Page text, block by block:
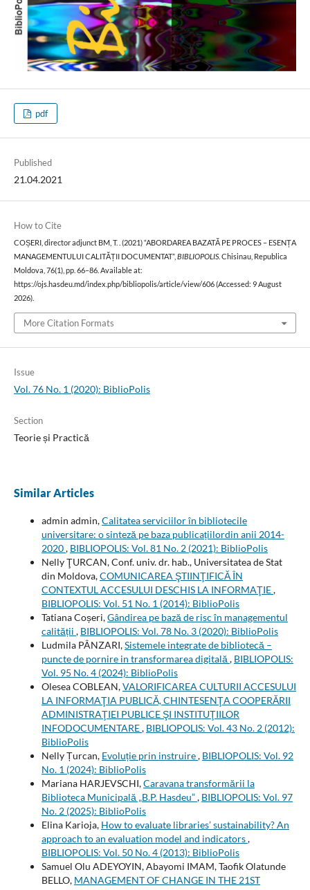
pdf
Published
21.04.2021
How to Cite
COȘERI, director adjunct BM, T. . (2021) “ABORDAREA BAZATĂ PE PROCES – ESENȚA
MANAGEMENTULUI CALITĂȚII DOCUMENTAT”, BIBLIOPOLIS. Chisinau, Republica
Moldova, 76(1), pp. 66–86. Available at:
https://ojs.hasdeu.md/index.php/bibliopolis/article/view/606 (Accessed: 9 August
2026).
More Citation Formats
Issue
Vol. 76 No. 1 (2020): BiblioPolis
Section
Teorie și Practică
Similar Articles
admin admin,Calitatea serviciilor în bibliotecile
universitare: o sinteză pe baza publicațiilordin anii 2014-
2020, BIBLIOPOLIS: Vol. 81 No. 2 (2021): BiblioPolis
Nelly ŢURCAN, Conf. univ. dr. hab., Universitatea de Stat
din Moldova,COMUNICAREA ŞTIINŢIFICĂ ÎN
CONTEXTUL ACCESULUI DESCHIS LA INFORMAŢIE,
BIBLIOPOLIS: Vol. 51 No. 1 (2014): BiblioPolis
Tatiana Coșeri,Gândirea pe bază de risc în managementul
calității , BIBLIOPOLIS: Vol. 78 No. 3 (2020): BiblioPolis
Ludmila PÂNZARI,Sistemele integrate de bibliotecă –
puncte de pornire in transformarea digitală , BIBLIOPOLIS:
Vol. 95 No. 4 (2024): BiblioPolis
Olesea COBLEAN,VALORIFICAREA CULTURII ACCESULUI
LA INFORMAŢIA PUBLICĂ, CHINTESENŢA COOPERĂRII
ADMINISTRAŢIEI PUBLICE ŞI INSTITUŢIILOR
INFODOCUMENTARE, BIBLIOPOLIS: Vol. 43 No. 2 (2012):
BiblioPolis
Nelly Țurcan, Evoluție prin instruire, BIBLIOPOLIS: Vol. 92
No. 1 (2024): BiblioPolis
Mariana HARJEVSCHI,Caravana transformării la
Biblioteca Municipală „B.P. Hasdeu”, BIBLIOPOLIS: Vol. 97
No. 2 (2025): BiblioPolis
Elina Karioja, How to evaluate libraries’ sustainability? An
approach to an evaluation model and indicators,
BIBLIOPOLIS: Vol. 50 No. 4 (2013): BiblioPolis
Samuel Olu ADEYOYIN, Abayomi IMAM, Taofik Olatunde
BELLO, MANAGEMENT OF CHANGE IN THE 21ST